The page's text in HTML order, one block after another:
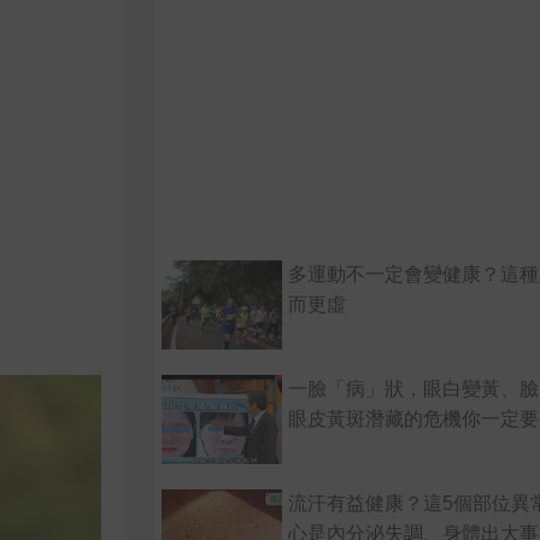
多運動不一定會變健康？這
而更虛
一臉「病」狀，眼白變黃、
眼皮黃斑潛藏的危機你一定
流汗有益健康？這5個部位異
心是內分泌失調、身體出大